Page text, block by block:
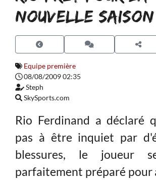
NOUVELLE SAISON
Equipe première
08/08/2009 02:35
Steph
SkySports.com
Rio Ferdinand a déclaré
pas à être inquiet par
blessures, le joueur
parfaitement préparé pour